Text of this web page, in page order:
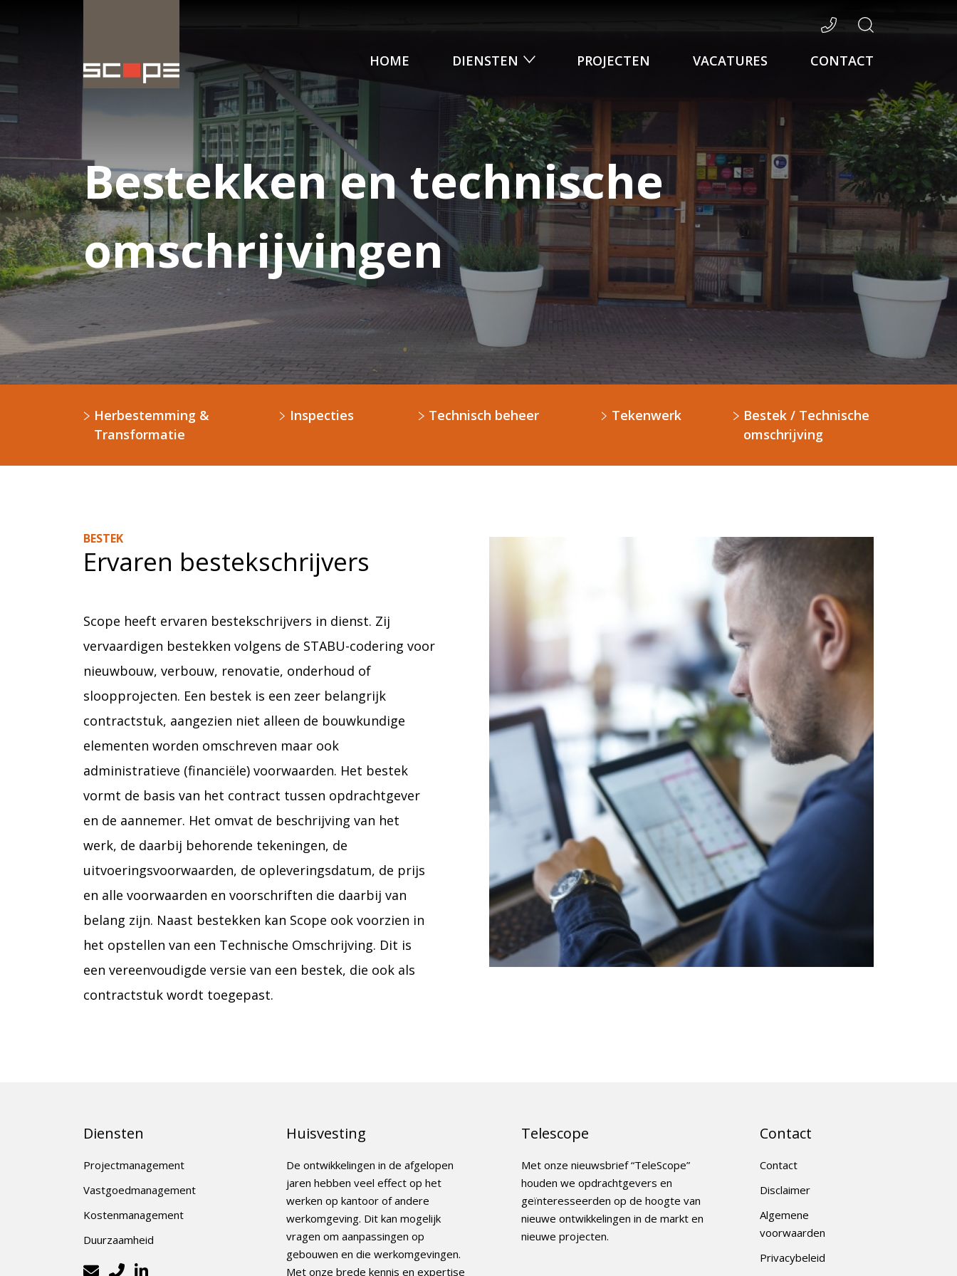
Bestekken en technische
omschrijvingen
HOME DIENSTEN PROJECTEN VACATURES CONTACT
Herbestemming &
Transformatie
Inspecties Technisch beheer Tekenwerk
Bestek / Technische
omschrijving
BESTEK
Ervaren bestekschrijvers
Scope heeft ervaren bestekschrijvers in dienst. Zij
vervaardigen bestekken volgens de STABU-codering voor
nieuwbouw, verbouw, renovatie, onderhoud of
sloopprojecten. Een bestek is een zeer belangrijk
contractstuk, aangezien niet alleen de bouwkundige
elementen worden omschreven maar ook
administratieve (financiële) voorwaarden. Het bestek
vormt de basis van het contract tussen opdrachtgever
en de aannemer. Het omvat de beschrijving van het
werk, de daarbij behorende tekeningen, de
uitvoeringsvoorwaarden, de opleveringsdatum, de prijs
en alle voorwaarden en voorschriften die daarbij van
belang zijn. Naast bestekken kan Scope ook voorzien in
het opstellen van een Technische Omschrijving. Dit is
een vereenvoudigde versie van een bestek, die ook als
contractstuk wordt toegepast.
Diensten
Projectmanagement
Vastgoedmanagement
Kostenmanagement
Duurzaamheid
Huisvesting
De ontwikkelingen in de afgelopen
jaren hebben veel effect op het
werken op kantoor of andere
werkomgeving. Dit kan mogelijk
vragen om aanpassingen op
gebouwen en die werkomgevingen.
Met onze brede kennis en expertise
Telescope
Met onze nieuwsbrief “TeleScope”
houden we opdrachtgevers en
geïnteresseerden op de hoogte van
nieuwe ontwikkelingen in de markt en
nieuwe projecten.
Contact
Contact
Disclaimer
Algemene
voorwaarden
Privacybeleid